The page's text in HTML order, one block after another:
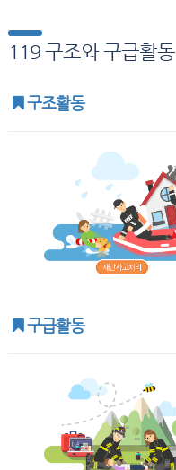
119 구조와 구급활동
구조활동
구급활동